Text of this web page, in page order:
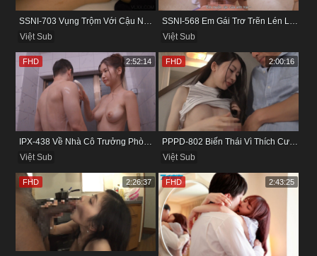
SSNI-703 Vụng Trộm Với Cậu Nhân Viên Ngay Bên Cạnh Chồng
Việt Sub
SSNI-568 Em Gái Trơ Trẽn Lén Lút Vụng Trộm Với Bồ Của Chị
Việt Sub
Việt Sub
FHD 2:52:14
Việt Sub
FHD 2:00:16
FHD 2:26:37 FHD 2:43:25